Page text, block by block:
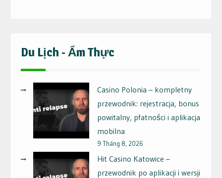
Du Lịch - Ẩm Thực
Casino Polonia – kompletny
przewodnik: rejestracja, bonus
powitalny, płatności i aplikacja
mobilna
9 Tháng 8, 2026
Hit Casino Katowice –
przewodnik po aplikacji i wersji